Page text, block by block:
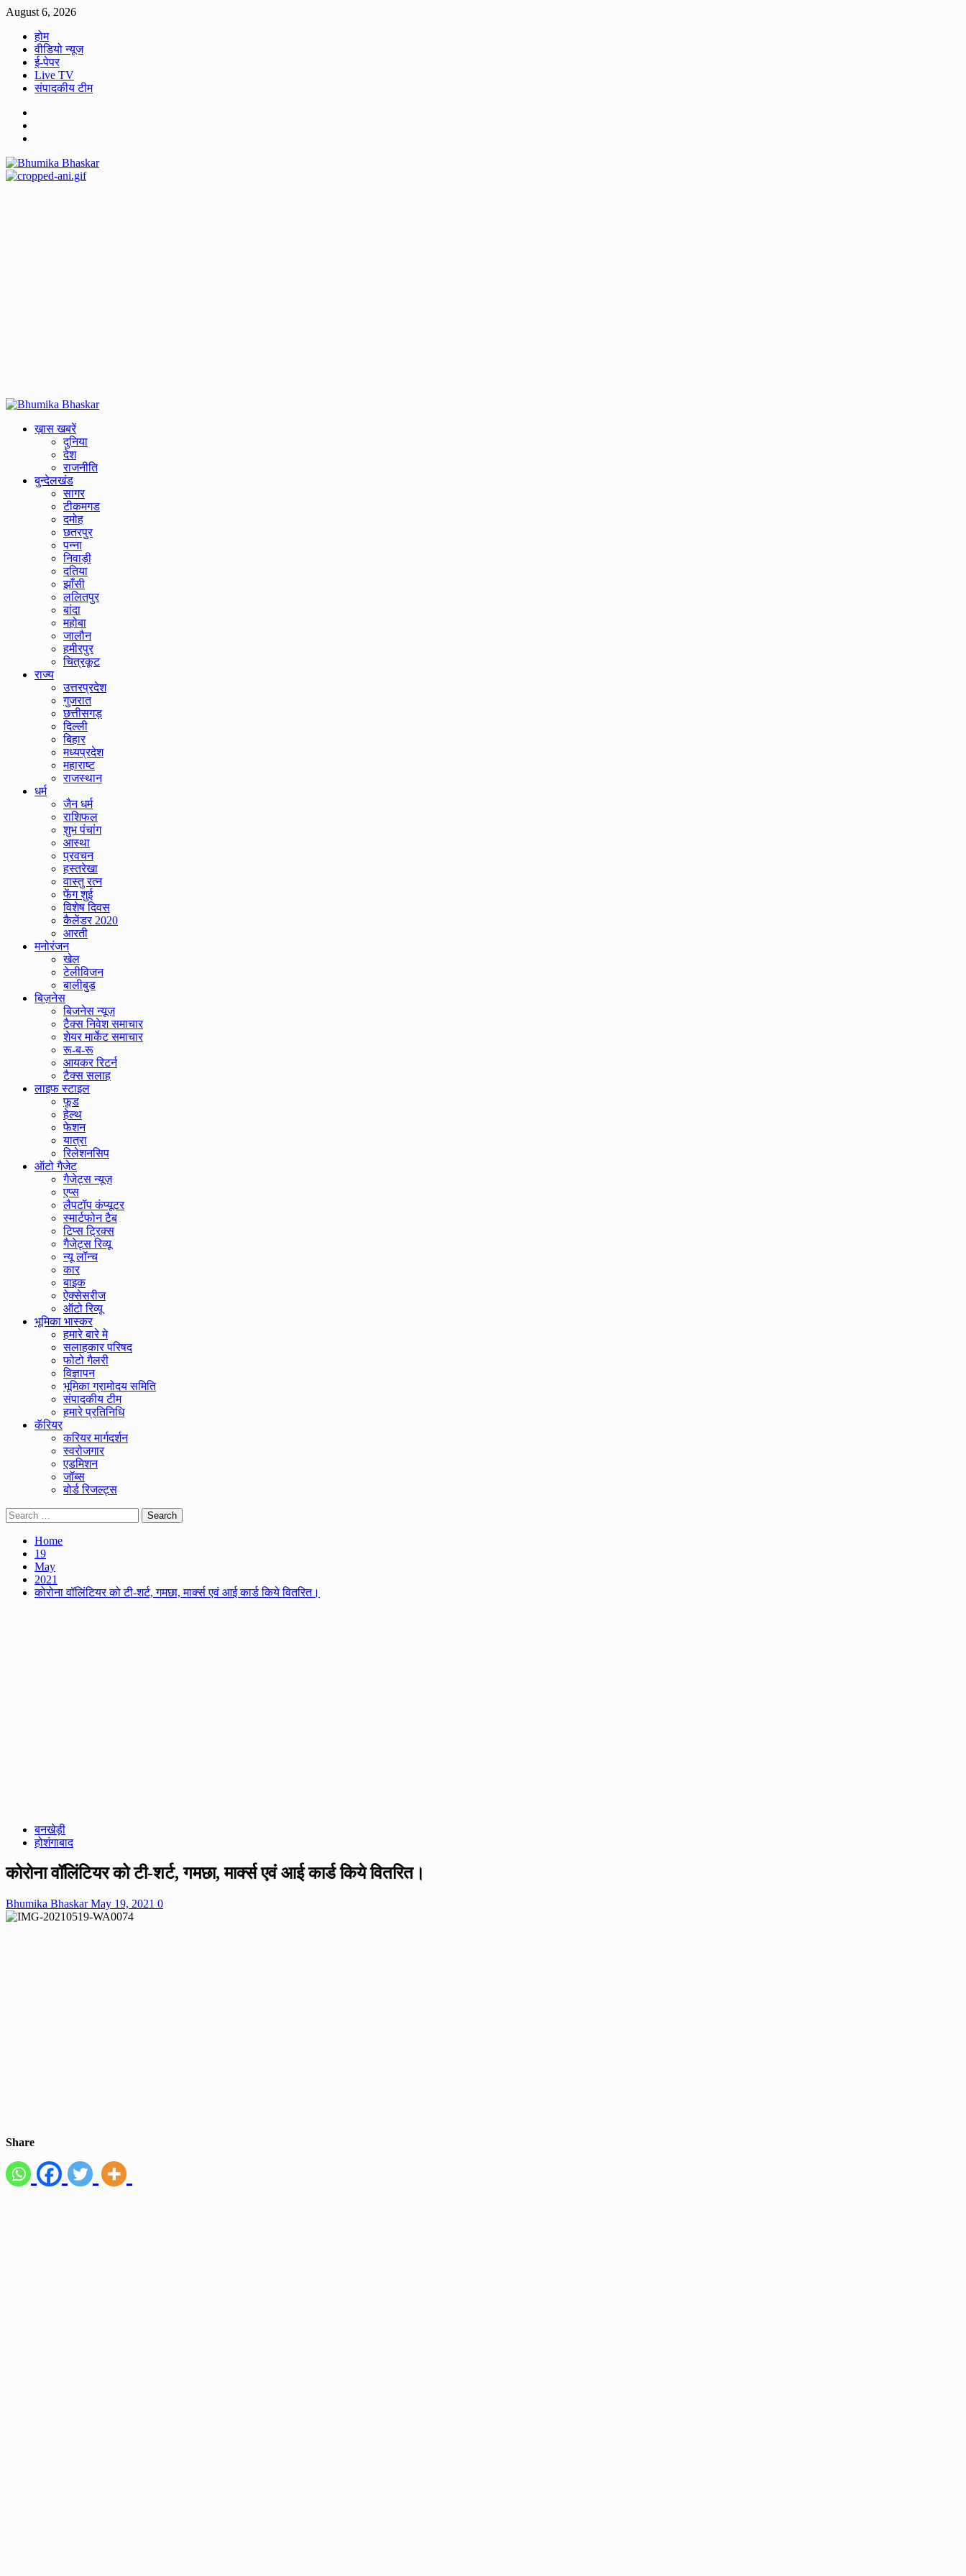
Skip
content
August 6, 2026
होम
वीडियो न्यूज
ई-पेपर
Live TV
संपादकीय टीम
Primary
ख़ास खबरें
दुनिया
देश
राजनीति
बुन्देलखंड
सागर
टीकमगड
दमोह
छतरपुर
पन्ना
निवाड़ी
दतिया
झाँसी
ललितपुर
बांदा
महोबा
जालौन
हमीरपुर
चित्रकूट
राज्य
उत्तरप्रदेश
गुजरात
छत्तीसगड़
दिल्ली
बिहार
मध्यप्रदेश
महाराष्ट
राजस्थान
धर्म
जैन धर्म
राशिफल
शुभ पंचांग
आस्था
प्रवचन
हस्तरेखा
वास्तु रत्न
फेंग शुई
विशेष दिवस
कैलेंडर 2020
आरती
मनोरंजन
खेल
टेलीविजन
बालीबुड
बिज़नेस
बिजनेस न्यूज़
टैक्स निवेश समाचार
शेयर मार्केट समाचार
रू-ब-रू
आयकर रिटर्न
टैक्स सलाह
लाइफ स्टाइल
फूड
हेल्थ
फेशन
यात्रा
रिलेशनसिप
ऑटो गैजेट
गैजेट्स न्यूज़
एप्स
लैपटॉप कंप्यूटर
स्मार्टफोन टैब
टिप्स ट्रिक्स
गैजेट्स रिव्यू
न्यू लॉन्च
कार
बाइक
ऐक्सेसरीज
ऑटो रिव्यू
भूमिका भास्कर
हमारे बारे मे
सलाहकार परिषद
फोटो गैलरी
विज्ञापन
भूमिका ग्रामोदय समिति
संपादकीय टीम
हमारे प्रतिनिधि
कॅरियर
करियर मार्गदर्शन
स्वरोजगार
एडमिशन
जॉब्स
बोर्ड रिजल्ट्स
Search
for:
Home
19
May
2021
कोरोना वॉलिंटियर को टी-शर्ट, गमछा, मार्क्स एवं आई कार्ड किये वितरित।
बनखेड़ी
होशंगाबाद
कोरोना वॉलिंटियर को टी-शर्ट, गमछा, मार्क्स एवं आई कार्ड किये वितरित।
Bhumika BhaskarMay 19, 2021 0
Share